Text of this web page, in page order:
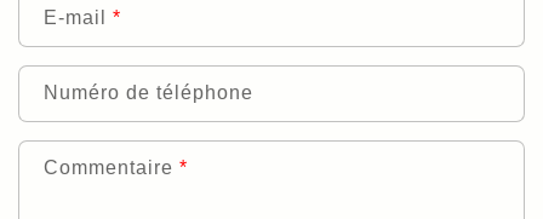
E-mail *
Numéro de téléphone
Commentaire *